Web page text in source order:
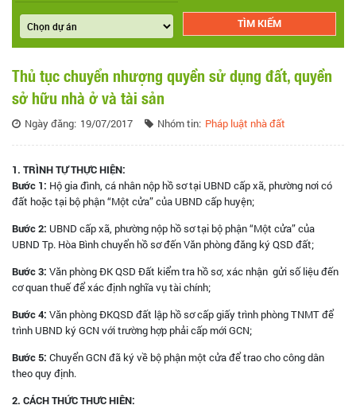
Thủ tục chuyển nhượng quyền sử dụng đất, quyền
sở hữu nhà ở và tài sản
Ngày đăng: 19/07/2017 Nhóm tin: Pháp luật nhà đất
1. TRÌNH TỰ THỰC HIỆN:
Bước 1: Hộ gia đình, cá nhân nộp hồ sơ tại UBND cấp xã, phường nơi có
đất hoặc tại bộ phận “Một cửa” của UBND cấp huyện;
Bước 2: UBND cấp xã, phường nộp hồ sơ tại bộ phận “Một cửa” của
UBND Tp. Hòa Bình chuyển hồ sơ đến Văn phòng đăng ký QSD đất;
Bước 3: Văn phòng ĐK QSD Đất kiểm tra hồ sơ, xác nhận gửi số liệu đến
cơ quan thuế để xác định nghĩa vụ tài chính;
Bước 4: Văn phòng ĐKQSD đất lập hồ sơ cấp giấy trình phòng TNMT để
trình UBND ký GCN với trường hợp phải cấp mới GCN;
Bước 5: Chuyển GCN đã ký về bộ phận một cửa để trao cho công dân
theo quy định.
2. CÁCH THỨC THỰC HIỆN: